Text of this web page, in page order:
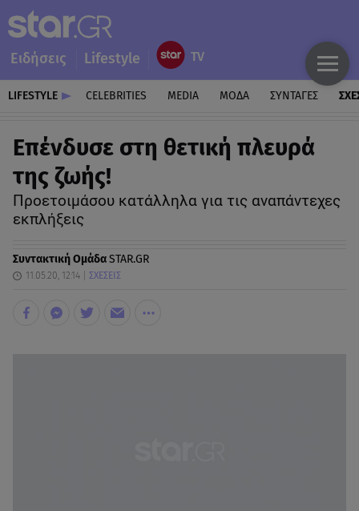
Ειδήσεις Lifestyle
LIFESTYLE CELEBRITIES MEDIA ΜΟΔΑ ΣΥΝΤΑΓΕΣ
Επένδυσε στη θετική πλευρά
της ζωής!
Προετοιμάσου κατάλληλα για τις αναπάντεχες
εκπλήξεις
Συντακτική ΟμάδαSTAR.GR
11.05.20, 12:14 ΣΧΕΣΕΙΣ